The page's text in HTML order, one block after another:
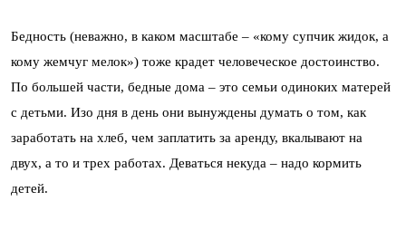
Бедность (неважно, в каком масштабе – «кому супчик жидок, а
кому жемчуг мелок») тоже крадет человеческое достоинство.
По большей части, бедные дома – это семьи одиноких матерей
с детьми. Изо дня в день они вынуждены думать о том, как
заработать на хлеб, чем заплатить за аренду, вкалывают на
двух, а то и трех работах. Деваться некуда – надо кормить
детей.